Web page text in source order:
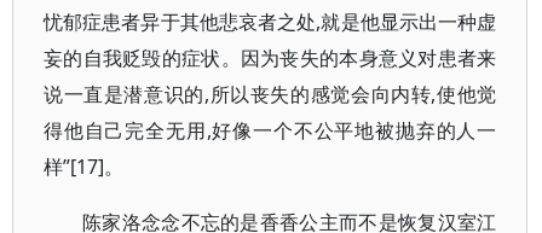
忧郁症患者异于其他悲哀者之处,就是他显示出一种虚
妄的自我贬毁的症状。因为丧失的本身意义对患者来
说一直是潜意识的,所以丧失的感觉会向内转,使他觉
得他自己完全无用,好像一个不公平地被抛弃的人一
样”[17]。
陈家洛念念不忘的是香香公主而不是恢复汉室江